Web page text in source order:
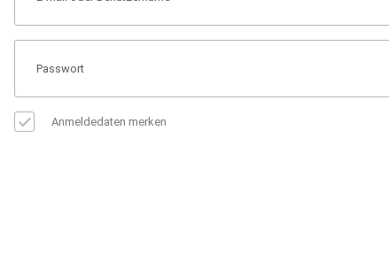
Anmeldedaten merken